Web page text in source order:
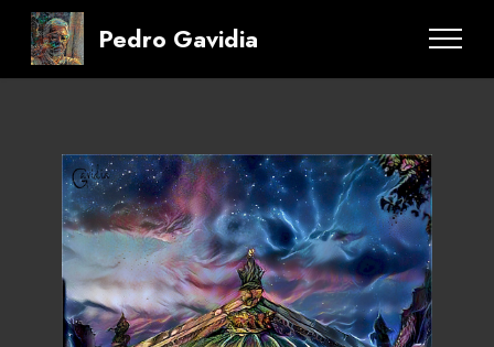
Pedro Gavidia